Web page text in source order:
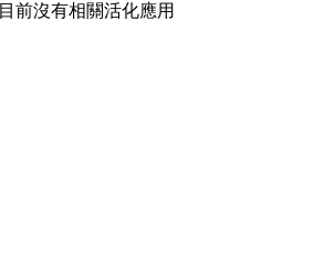
目前沒有相關活化應用